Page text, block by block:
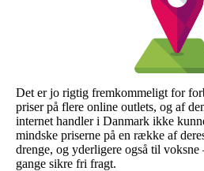
Det er jo rigtig fremkommeligt for
priser på flere online outlets, og af
internet handler i Danmark ikke
mindske priserne på en række af
drenge, og yderligere også til
gange sikre fri fragt.